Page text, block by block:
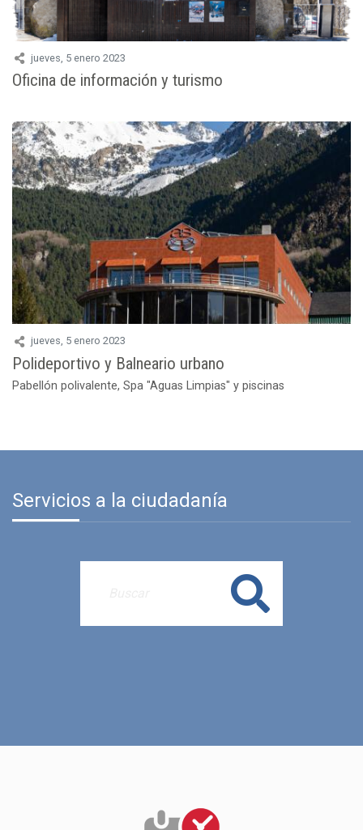
jueves, 5 enero 2023
Oficina de información y turismo
jueves, 5 enero 2023
Polideportivo y Balneario urbano
Pabellón polivalente, Spa "Aguas Limpias" y piscinas
Servicios a la ciudadanía
Buscar